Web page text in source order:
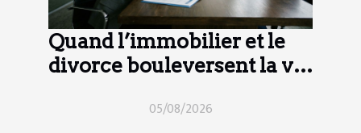
Quand l’immobilier et le
divorce bouleversent la vie
05/08/2026